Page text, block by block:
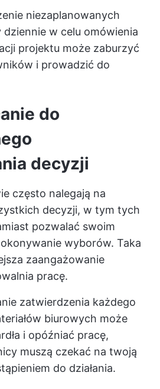
niezaplanowanych
w celu omówienia
projektu może zaburzyć
i prowadzić do
do
decyzji
często nalegają na
decyzji, w tym tych
pozwalać swoim
wyborów. Taka
zaangażowanie
pracę.
zatwierdzenia każdego
biurowych może
i opóźniać pracę,
muszą czekać na twoją
do działania.